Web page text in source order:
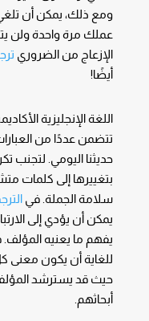
ومع ذلك، يمكن أن
عملك مرة واحدة ولن
الإزعاج من الضروري
أيضًا!
اللغة الإنجليزية
تتضمن عددًا من
حديثنا اليومي. لتجنب
بتغييرها إلى كلمات
سلامة الجملة. في
يمكن أن يؤدي إلى
يفهم ما يعنيه المؤلف.
للغاية أن يكون
حيث قد يسترشد
أبحاثهم.